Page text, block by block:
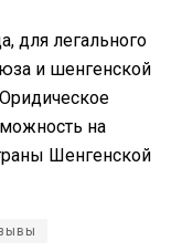
для легального
и шенгенской
на
Шенгенской